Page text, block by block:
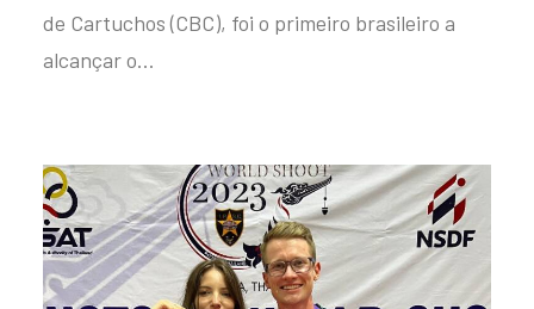
de Cartuchos (CBC), foi o primeiro brasileiro a
alcançar o…